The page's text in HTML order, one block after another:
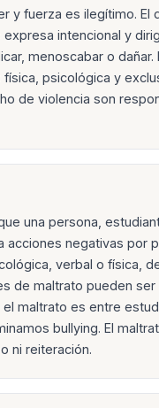
y fuerza es ilegítimo. El
intencional y
menoscabar o dañar.
psicológica y
de violencia son
una persona,
acciones negativas por
verbal o física,
de maltrato pueden ser
maltrato es entre
bullying. El
ni reiteración.